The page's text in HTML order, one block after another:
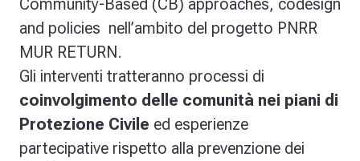
Community-Based (CB) approaches, codesign
and policies nell’ambito del progetto PNRR
MUR RETURN.
Gli interventi tratteranno processi di
coinvolgimento delle comunità nei piani di
Protezione Civile ed esperienze
partecipative rispetto alla prevenzione dei